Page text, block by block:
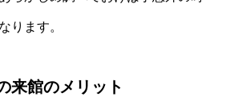
ります。
来館のメリット